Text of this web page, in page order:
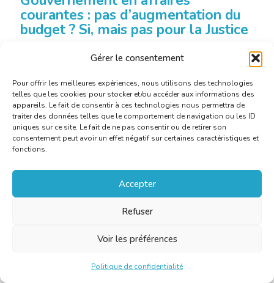
Gérer le consentement
Pour offrir les meilleures expériences, nous utilisons des technologies
telles que les cookies pour stocker et/ou accéder aux informations des
appareils. Le fait de consentir à ces technologies nous permettra de
traiter des données telles que le comportement de navigation ou les ID
uniques sur ce site. Le fait de ne pas consentir ou de retirer son
consentement peut avoir un effet négatif sur certaines caractéristiques et
fonctions.
Accepter
Refuser
Voir les préférences
Politique de confidentialité
courantes : pas d’augmentation du
budget ? Si, mais pas pour la Justice
Communiqué de presse CBTI-BKVT : Gouvernement en
affaires courantes : pas d’augmentation du budget pour
la Justice
En savoir plus